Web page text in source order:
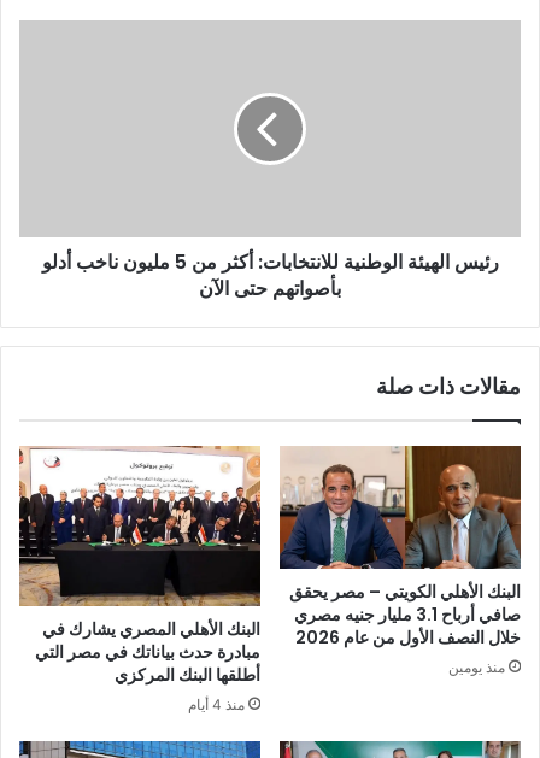
رئيس الهيئة الوطنية للانتخابات: أكثر من 5 مليون ناخب أدلو
بأصواتهم حتى الآن
مقالات ذات صلة
البنك الأهلي الكويتي – مصر يحقق
صافي أرباح 3.1 مليار جنيه مصري
خلال النصف الأول من عام 2026
منذ يومين
البنك الأهلي المصري يشارك في
مبادرة حدث بياناتك في مصر التي
أطلقها البنك المركزي
منذ 4 أيام